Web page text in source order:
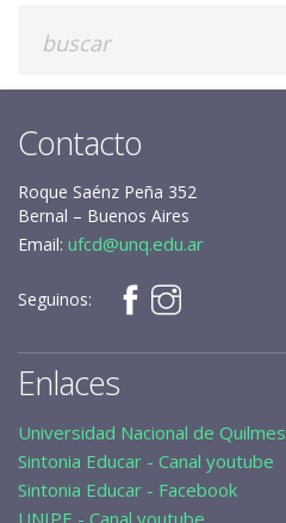
Contacto
Roque Saénz Peña 352
Bernal – Buenos Aires
Email: ufcd@unq.edu.ar
Seguinos:
Enlaces
Universidad Nacional de Quilmes
Sintonia Educar - Canal youtube
Sintonia Educar - Facebook